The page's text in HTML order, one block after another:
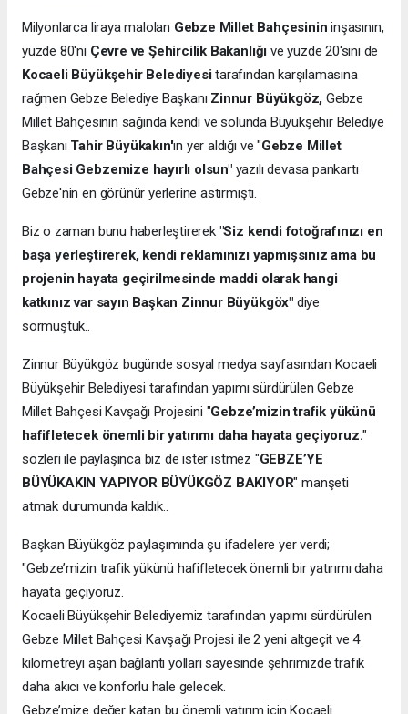
Milyonlarca liraya malolan Gebze Millet Bahçesinin inşasının,
yüzde 80'ni Çevre ve Şehircilik Bakanlığı ve yüzde 20'sini de
Kocaeli Büyükşehir Belediyesitarafından karşılamasına
rağmen Gebze Belediye Başkanı Zinnur Büyükgöz, Gebze
Millet Bahçesinin sağında kendi ve solunda Büyükşehir Belediye
Başkanı Tahir Büyükakın'ın yer aldığı ve "Gebze Millet
Bahçesi Gebzemize hayırlı olsun"yazılı devasa pankartı
Gebze'nin en görünür yerlerine astırmıştı.
Biz o zaman bunu haberleştirerek "Siz kendi fotoğrafınızı en
başa yerleştirerek, kendi reklamınızı yapmışsınız ama bu
projenin hayata geçirilmesinde maddi olarak hangi
katkınız var sayın Başkan Zinnur Büyükgöx" diye
sormuştuk..
Zinnur Büyükgöz bugünde sosyal medya sayfasından Kocaeli
Büyükşehir Belediyesi tarafından yapımı sürdürülen Gebze
Millet Bahçesi Kavşağı Projesini "Gebze’mizin trafik yükünü
hafifletecek önemli bir yatırımı daha hayata geçiyoruz."
sözleri ile paylaşınca biz de ister istmez "GEBZE’YE
BÜYÜKAKIN YAPIYOR BÜYÜKGÖZ BAKIYOR" manşeti
atmak durumunda kaldık..
Başkan Büyükgöz paylaşımında şu ifadelere yer verdi;
"Gebze’mizin trafik yükünü hafifletecek önemli bir yatırımı daha
hayata geçiyoruz.
Kocaeli Büyükşehir Belediyemiz tarafından yapımı sürdürülen
Gebze Millet Bahçesi Kavşağı Projesi ile 2 yeni altgeçit ve 4
kilometreyi aşan bağlantı yolları sayesinde şehrimizde trafik
daha akıcı ve konforlu hale gelecek.
Gebze’mize değer katan bu önemli yatırım için Kocaeli